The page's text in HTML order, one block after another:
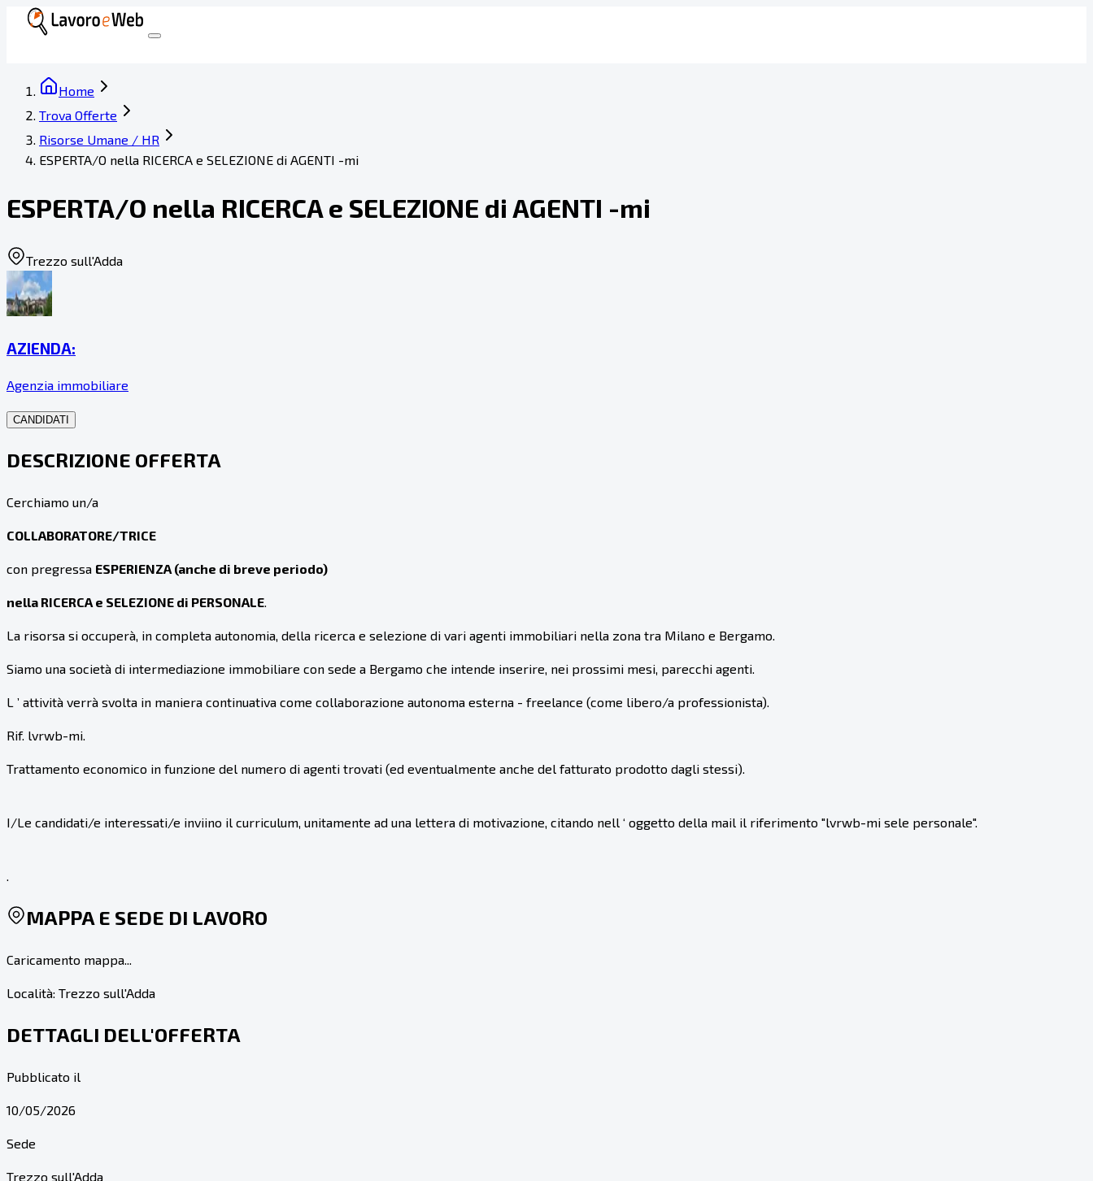
Home
Trova Offerte
Risorse Umane / HR
ESPERTA/O nella RICERCA e SELEZIONE di AGENTI -mi
ESPERTA/O nella RICERCA e SELEZIONE di AGENTI -mi
Trezzo sull'Adda
AZIENDA:
Agenzia immobiliare
CANDIDATI
DESCRIZIONE OFFERTA
Cerchiamo un/a
COLLABORATORE/TRICE
con pregressa ESPERIENZA (anche di breve periodo)
nella RICERCA e SELEZIONE di PERSONALE.
La risorsa si occuperà, in completa autonomia, della ricerca e selezione di vari agenti immobiliari nella zona tra Milano e Bergamo.
Siamo una società di intermediazione immobiliare con sede a Bergamo che intende inserire, nei prossimi mesi, parecchi agenti.
L ’ attività verrà svolta in maniera continuativa come collaborazione autonoma esterna - freelance (come libero/a professionista).
Rif. lvrwb-mi.
Trattamento economico in funzione del numero di agenti trovati (ed eventualmente anche del fatturato prodotto dagli stessi).
I/Le candidati/e interessati/e inviino il curriculum, unitamente ad una lettera di motivazione, citando nell ‘ oggetto della mail il riferimento "lvrwb-mi sele personale".
.
MAPPA E SEDE DI LAVORO
Caricamento mappa...
Località: Trezzo sull'Adda
DETTAGLI DELL'OFFERTA
Pubblicato il
10/05/2026
Sede
Trezzo sull'Adda